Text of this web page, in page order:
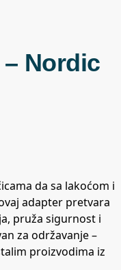
Nordic
da sa lakoćom i
adapter pretvara
pruža sigurnost i
za održavanje –
proizvodima iz